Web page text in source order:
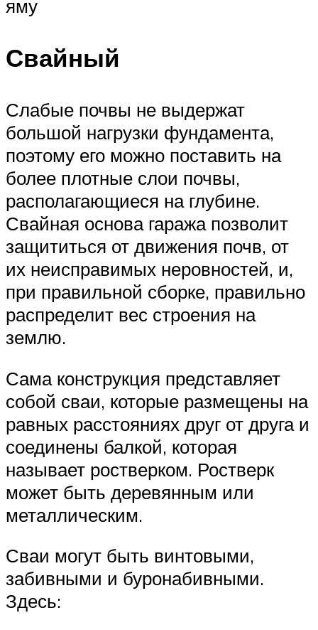
яму
Свайный
Слабые почвы не выдержат
большой нагрузки фундамента,
поэтому его можно поставить на
более плотные слои почвы,
располагающиеся на глубине.
Свайная основа гаража позволит
защититься от движения почв, от
их неисправимых неровностей, и,
при правильной сборке, правильно
распределит вес строения на
землю.
Сама конструкция представляет
собой сваи, которые размещены на
равных расстояниях друг от друга и
соединены балкой, которая
называет ростверком. Ростверк
может быть деревянным или
металлическим.
Сваи могут быть винтовыми,
забивными и буронабивными.
Здесь: